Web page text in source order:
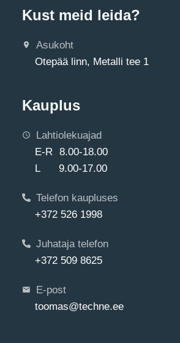
Kust meid leida?
Asukoht
Otepää linn, Metalli tee 1
Kauplus
Lahtiolekuajad
E-R 8.00-18.00
L 9.00-17.00
Telefon kaupluses
+372 526 1998
Juhataja telefon
+372 509 8625
E-post
toomas@techne.ee